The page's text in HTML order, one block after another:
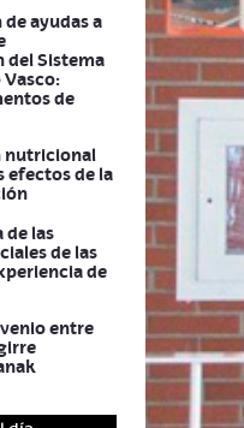
ayudas a
del Sistema
de
nutricional
efectos de la
de las
de las
de
entre